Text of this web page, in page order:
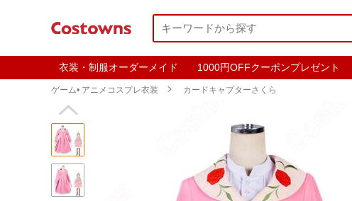
衣装・制服オーダーメイド 1000円OFFクーポンプレゼント
ゲーム• アニメコスプレ衣装  カードキャプターさくら
